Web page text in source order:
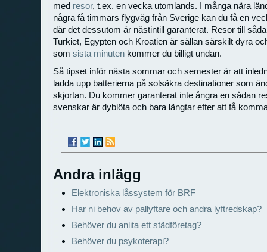
med resor, t.ex. en vecka utomlands. I många nära
några få timmars flygväg från Sverige kan du få en
där det dessutom är nästintill garanterat. Resor till
Turkiet, Egypten och Kroatien är sällan särskilt dyra
som sista minuten kommer du billigt undan.
Så tipset inför nästa sommar och semester är att
ladda upp batterierna på solsäkra destinationer som
skjortan. Du kommer garanterat inte ångra en sådan
svenskar är dyblöta och bara längtar efter att få
Andra inlägg
Elektroniska låssystem för BRF
Har ni behov av pallyftare och andra lyftredskap?
Behöver du anlita ett städföretag?
Behöver du psykoterapi?